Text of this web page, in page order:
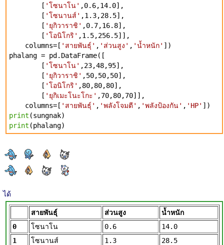
[ 'โซนาโน' ,0.6,14.0],
[ 'โซนานส์' ,1.3,28.5],
[ 'ยุกิวาราชิ' ,0.7,16.8],
[ 'โอนิโกริ' ,1.5,256.5]],
columns=[ 'สายพันธุ์' , 'ส่วนสูง' , 'น้ำหนัก' ])
phalang = pd.DataFrame([
[ 'โซนาโน' ,23,48,95],
[ 'ยุกิวาราชิ' ,50,50,50],
[ 'โอนิโกริ' ,80,80,80],
[ 'ยุกิเมะโนะโกะ' ,70,80,70]],
columns=[ 'สายพันธุ์' , 'พลังโจมตี' , 'พลังป้องกัน' , 'HP' ])
print (sungnak)
print (phalang)
ได้
สายพันธุ์ ส่วนสูง
น้ำหนัก
0
โซนาโน 0.6
14.0
1
โซนานส์ 1.3
28.5